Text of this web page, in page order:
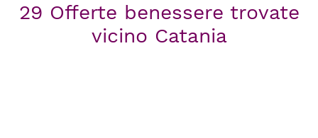
29 Offerte benessere trovate
vicino Catania